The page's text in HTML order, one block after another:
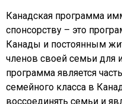
Канадская программа
спонсорству – это
Канады и постоянным
членов своей семьи для
программа является
семейного класса в
воссоединять семьи и